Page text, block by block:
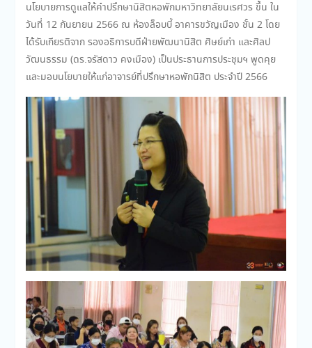
นโยบายการดูแลให้คำปรึกษานิสิตหอพักมหาวิทยาลัยนเรศวร ขึ้น ใน
วันที่ 12 กันยายน 2566 ณ ห้องล็อบบี้ อาคารขวัญเมือง ชั้น 2 โดย
ได้รับเกียรติจาก รองอธิการบดีฝ่ายพัฒนานิสิต ศิษย์เก่า และศิลป
วัฒนธรรม (ดร.จรัสดาว คงเมือง) เป็นประธานการประชุมฯ พูดคุย
และมอบนโยบายให้แก่อาจารย์ที่ปรึกษาหอพักนิสิต ประจำปี 2566